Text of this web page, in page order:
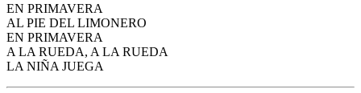
EN PRIMAVERA
AL PIE DEL LIMONERO
EN PRIMAVERA
A LA RUEDA, A LA RUEDA
LA NIÑA JUEGA